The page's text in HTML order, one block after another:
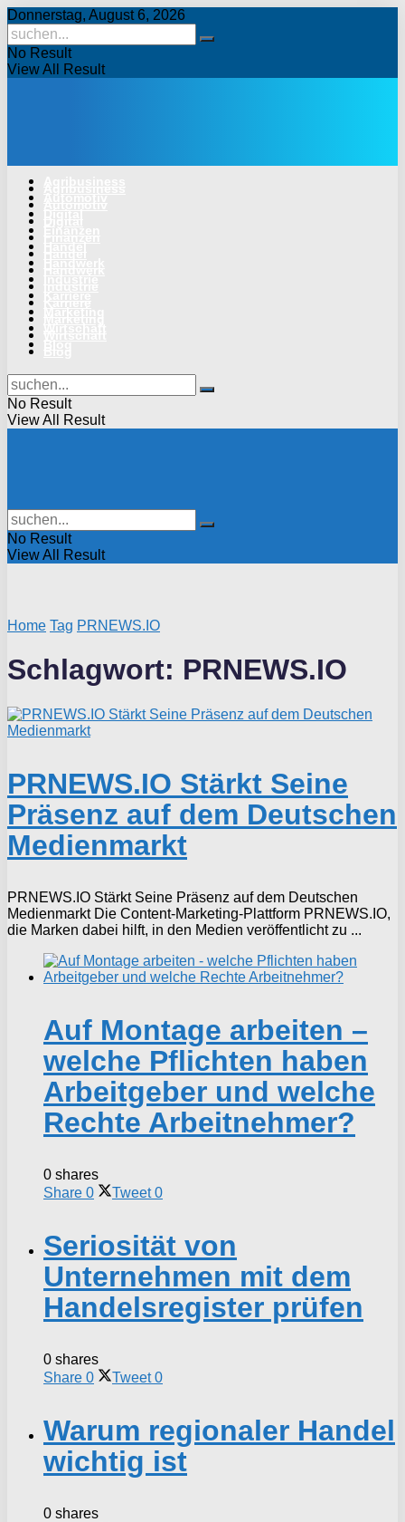
Donnerstag, August 6, 2026
No Result
View All Result
No Result
View All Result
No Result
View All Result
Home Tag PRNEWS.IO
Schlagwort: PRNEWS.IO
PRNEWS.IO Stärkt Seine
Präsenz auf dem Deutschen
Medienmarkt
PRNEWS.IO Stärkt Seine Präsenz auf dem Deutschen
Medienmarkt Die Content-Marketing-Plattform PRNEWS.IO,
die Marken dabei hilft, in den Medien veröffentlicht zu ...
Auf Montage arbeiten –
welche Pflichten haben
Arbeitgeber und welche
Rechte Arbeitnehmer?
0 shares
Share 0 Tweet 0
Seriosität von
Unternehmen mit dem
Handelsregister prüfen
0 shares
Share 0 Tweet 0
Warum regionaler Handel
wichtig ist
0 shares